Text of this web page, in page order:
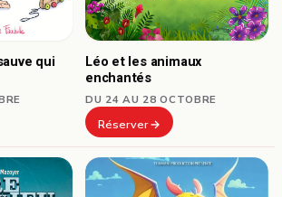
qui
Léo et les animaux
enchantés
DU 24 AU 28 OCTOBRE
Réserver